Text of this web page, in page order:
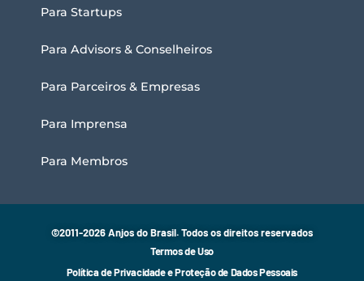
Para Startups
Para Advisors & Conselheiros
Para Parceiros & Empresas
Para Imprensa
Para Membros
©2011-2026 Anjos do Brasil. Todos os direitos reservados
Termos de Uso
Política de Privacidade e Proteção de Dados Pessoais